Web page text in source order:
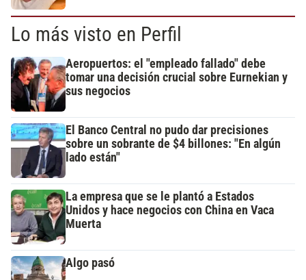
Lo más visto en Perfil
Aeropuertos: el "empleado fallado" debe
tomar una decisión crucial sobre Eurnekian y
sus negocios
El Banco Central no pudo dar precisiones
sobre un sobrante de $4 billones: "En algún
lado están"
La empresa que se le plantó a Estados
Unidos y hace negocios con China en Vaca
Muerta
Algo pasó